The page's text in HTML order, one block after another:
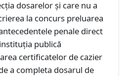
dosarelor şi care nu a
la concurs preluarea
penale direct
publică
certificatelor de cazier
a completa dosarul de